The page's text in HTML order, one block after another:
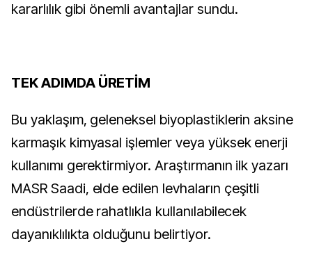
kararlılık gibi önemli avantajlar sundu.
TEK ADIMDA ÜRETİM
Bu yaklaşım, geleneksel biyoplastiklerin aksine
karmaşık kimyasal işlemler veya yüksek enerji
kullanımı gerektirmiyor. Araştırmanın ilk yazarı
MASR Saadi, elde edilen levhaların çeşitli
endüstrilerde rahatlıkla kullanılabilecek
dayanıklılıkta olduğunu belirtiyor.